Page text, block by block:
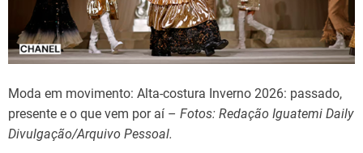
Moda em movimento: Alta-costura Inverno 2026: passado,
presente e o que vem por aí – Fotos: Redação Iguatemi Daily
Divulgação/Arquivo Pessoal.